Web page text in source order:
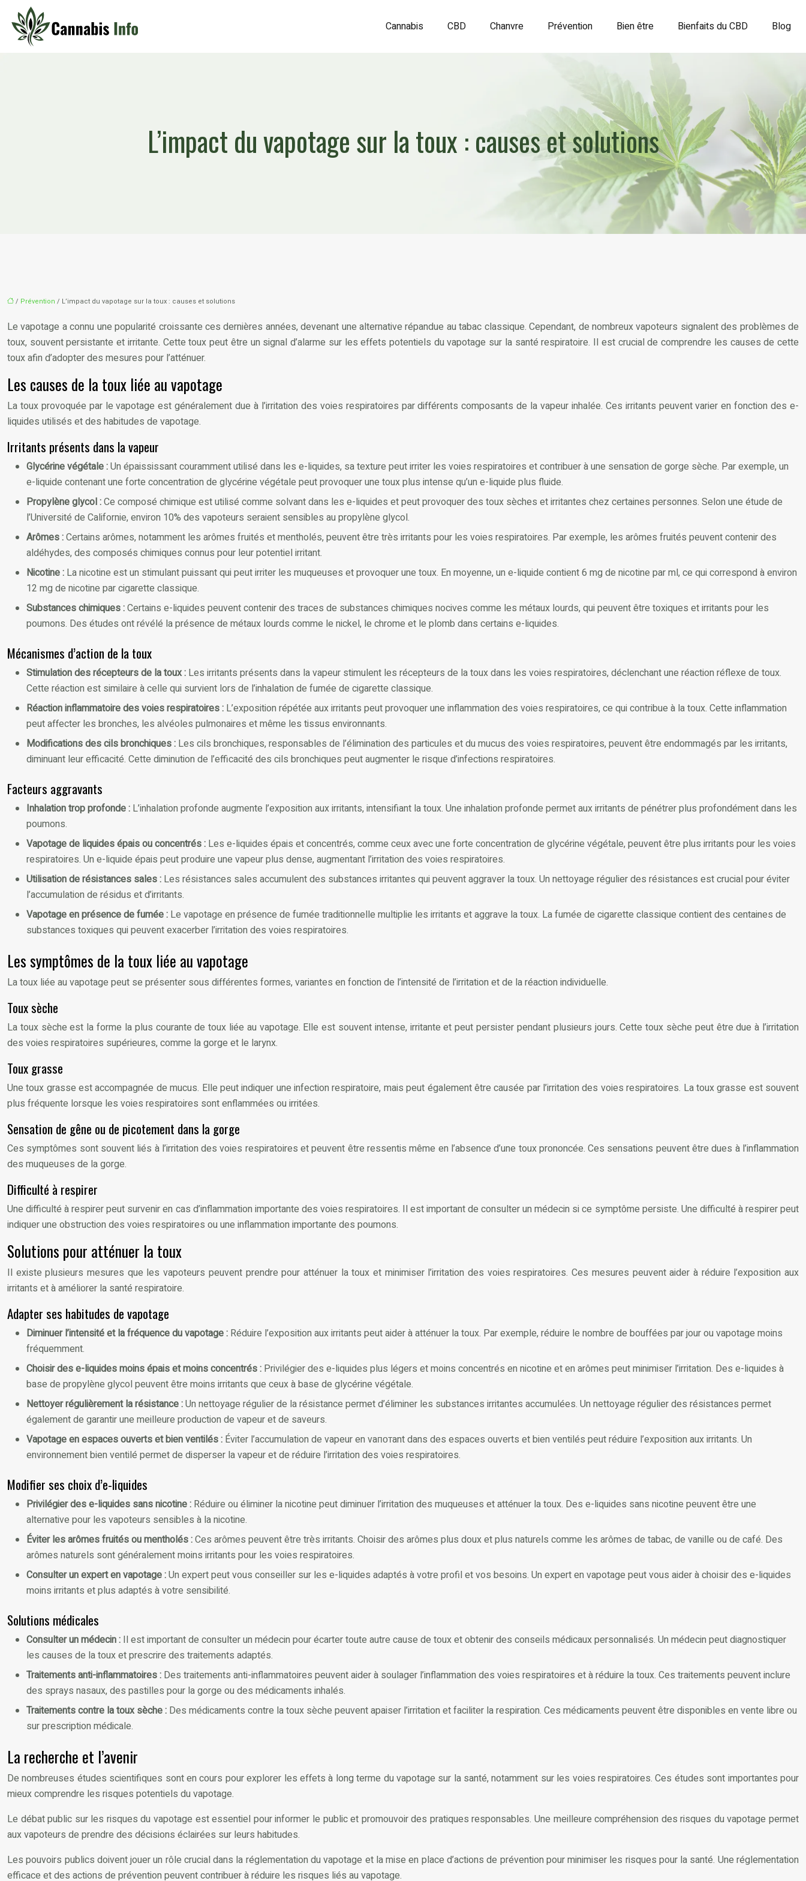
Cannabis CBD Chanvre Prévention Bien être Bienfaits du CBD Blog
L’impact du vapotage sur la toux : causes et solutions
/ Prévention / L’impact du vapotage sur la toux : causes et solutions
Le vapotage a connu une popularité croissante ces dernières années, devenant une alternative répandue au tabac classique. Cependant, de nombreux vapoteurs signalent des problèmes de
toux, souvent persistante et irritante. Cette toux peut être un signal d’alarme sur les effets potentiels du vapotage sur la santé respiratoire. Il est crucial de comprendre les causes de cette
toux afin d’adopter des mesures pour l’atténuer.
Les causes de la toux liée au vapotage
La toux provoquée par le vapotage est généralement due à l’irritation des voies respiratoires par différents composants de la vapeur inhalée. Ces irritants peuvent varier en fonction des e-
liquides utilisés et des habitudes de vapotage.
Irritants présents dans la vapeur
Glycérine végétale :Un épaississant couramment utilisé dans les e-liquides, sa texture peut irriter les voies respiratoires et contribuer à une sensation de gorge sèche. Par exemple, un
e-liquide contenant une forte concentration de glycérine végétale peut provoquer une toux plus intense qu’un e-liquide plus fluide.
Propylène glycol :Ce composé chimique est utilisé comme solvant dans les e-liquides et peut provoquer des toux sèches et irritantes chez certaines personnes. Selon une étude de
l’Université de Californie, environ 10% des vapoteurs seraient sensibles au propylène glycol.
Arômes :Certains arômes, notamment les arômes fruités et mentholés, peuvent être très irritants pour les voies respiratoires. Par exemple, les arômes fruités peuvent contenir des
aldéhydes, des composés chimiques connus pour leur potentiel irritant.
Nicotine : La nicotine est un stimulant puissant qui peut irriter les muqueuses et provoquer une toux. En moyenne, un e-liquide contient 6 mg de nicotine par ml, ce qui correspond à environ
12 mg de nicotine par cigarette classique.
Substances chimiques :Certains e-liquides peuvent contenir des traces de substances chimiques nocives comme les métaux lourds, qui peuvent être toxiques et irritants pour les
poumons. Des études ont révélé la présence de métaux lourds comme le nickel, le chrome et le plomb dans certains e-liquides.
Mécanismes d’action de la toux
Stimulation des récepteurs de la toux : Les irritants présents dans la vapeur stimulent les récepteurs de la toux dans les voies respiratoires, déclenchant une réaction réflexe de toux.
Cette réaction est similaire à celle qui survient lors de l’inhalation de fumée de cigarette classique.
Réaction inflammatoire des voies respiratoires : L’exposition répétée aux irritants peut provoquer une inflammation des voies respiratoires, ce qui contribue à la toux. Cette inflammation
peut affecter les bronches, les alvéoles pulmonaires et même les tissus environnants.
Modifications des cils bronchiques : Les cils bronchiques, responsables de l’élimination des particules et du mucus des voies respiratoires, peuvent être endommagés par les irritants,
diminuant leur efficacité. Cette diminution de l’efficacité des cils bronchiques peut augmenter le risque d’infections respiratoires.
Facteurs aggravants
Inhalation trop profonde : L’inhalation profonde augmente l’exposition aux irritants, intensifiant la toux. Une inhalation profonde permet aux irritants de pénétrer plus profondément dans les
poumons.
Vapotage de liquides épais ou concentrés : Les e-liquides épais et concentrés, comme ceux avec une forte concentration de glycérine végétale, peuvent être plus irritants pour les voies
respiratoires. Un e-liquide épais peut produire une vapeur plus dense, augmentant l’irritation des voies respiratoires.
Utilisation de résistances sales : Les résistances sales accumulent des substances irritantes qui peuvent aggraver la toux. Un nettoyage régulier des résistances est crucial pour éviter
l’accumulation de résidus et d’irritants.
Vapotage en présence de fumée : Le vapotage en présence de fumée traditionnelle multiplie les irritants et aggrave la toux. La fumée de cigarette classique contient des centaines de
substances toxiques qui peuvent exacerber l’irritation des voies respiratoires.
Les symptômes de la toux liée au vapotage
La toux liée au vapotage peut se présenter sous différentes formes, variantes en fonction de l’intensité de l’irritation et de la réaction individuelle.
Toux sèche
La toux sèche est la forme la plus courante de toux liée au vapotage. Elle est souvent intense, irritante et peut persister pendant plusieurs jours. Cette toux sèche peut être due à l’irritation
des voies respiratoires supérieures, comme la gorge et le larynx.
Toux grasse
Une toux grasse est accompagnée de mucus. Elle peut indiquer une infection respiratoire, mais peut également être causée par l’irritation des voies respiratoires. La toux grasse est souvent
plus fréquente lorsque les voies respiratoires sont enflammées ou irritées.
Sensation de gêne ou de picotement dans la gorge
Ces symptômes sont souvent liés à l’irritation des voies respiratoires et peuvent être ressentis même en l’absence d’une toux prononcée. Ces sensations peuvent être dues à l’inflammation
des muqueuses de la gorge.
Difficulté à respirer
Une difficulté à respirer peut survenir en cas d’inflammation importante des voies respiratoires. Il est important de consulter un médecin si ce symptôme persiste. Une difficulté à respirer peut
indiquer une obstruction des voies respiratoires ou une inflammation importante des poumons.
Solutions pour atténuer la toux
Il existe plusieurs mesures que les vapoteurs peuvent prendre pour atténuer la toux et minimiser l’irritation des voies respiratoires. Ces mesures peuvent aider à réduire l’exposition aux
irritants et à améliorer la santé respiratoire.
Adapter ses habitudes de vapotage
Diminuer l’intensité et la fréquence du vapotage : Réduire l’exposition aux irritants peut aider à atténuer la toux. Par exemple, réduire le nombre de bouffées par jour ou vapotage moins
fréquemment.
Choisir des e-liquides moins épais et moins concentrés : Privilégier des e-liquides plus légers et moins concentrés en nicotine et en arômes peut minimiser l’irritation. Des e-liquides à
base de propylène glycol peuvent être moins irritants que ceux à base de glycérine végétale.
Nettoyer régulièrement la résistance :Un nettoyage régulier de la résistance permet d’éliminer les substances irritantes accumulées. Un nettoyage régulier des résistances permet
également de garantir une meilleure production de vapeur et de saveurs.
Vapotage en espaces ouverts et bien ventilés : Éviter l’accumulation de vapeur en vaпотant dans des espaces ouverts et bien ventilés peut réduire l’exposition aux irritants. Un
environnement bien ventilé permet de disperser la vapeur et de réduire l’irritation des voies respiratoires.
Modifier ses choix d’e-liquides
Privilégier des e-liquides sans nicotine : Réduire ou éliminer la nicotine peut diminuer l’irritation des muqueuses et atténuer la toux. Des e-liquides sans nicotine peuvent être une
alternative pour les vapoteurs sensibles à la nicotine.
Éviter les arômes fruités ou mentholés :Ces arômes peuvent être très irritants. Choisir des arômes plus doux et plus naturels comme les arômes de tabac, de vanille ou de café. Des
arômes naturels sont généralement moins irritants pour les voies respiratoires.
Consulter un expert en vapotage :Un expert peut vous conseiller sur les e-liquides adaptés à votre profil et vos besoins. Un expert en vapotage peut vous aider à choisir des e-liquides
moins irritants et plus adaptés à votre sensibilité.
Solutions médicales
Consulter un médecin : Il est important de consulter un médecin pour écarter toute autre cause de toux et obtenir des conseils médicaux personnalisés. Un médecin peut diagnostiquer
les causes de la toux et prescrire des traitements adaptés.
Traitements anti-inflammatoires : Des traitements anti-inflammatoires peuvent aider à soulager l’inflammation des voies respiratoires et à réduire la toux. Ces traitements peuvent inclure
des sprays nasaux, des pastilles pour la gorge ou des médicaments inhalés.
Traitements contre la toux sèche : Des médicaments contre la toux sèche peuvent apaiser l’irritation et faciliter la respiration. Ces médicaments peuvent être disponibles en vente libre ou
sur prescription médicale.
La recherche et l’avenir
De nombreuses études scientifiques sont en cours pour explorer les effets à long terme du vapotage sur la santé, notamment sur les voies respiratoires. Ces études sont importantes pour
mieux comprendre les risques potentiels du vapotage.
Le débat public sur les risques du vapotage est essentiel pour informer le public et promouvoir des pratiques responsables. Une meilleure compréhension des risques du vapotage permet
aux vapoteurs de prendre des décisions éclairées sur leurs habitudes.
Les pouvoirs publics doivent jouer un rôle crucial dans la réglementation du vapotage et la mise en place d’actions de prévention pour minimiser les risques pour la santé. Une réglementation
efficace et des actions de prévention peuvent contribuer à réduire les risques liés au vapotage.